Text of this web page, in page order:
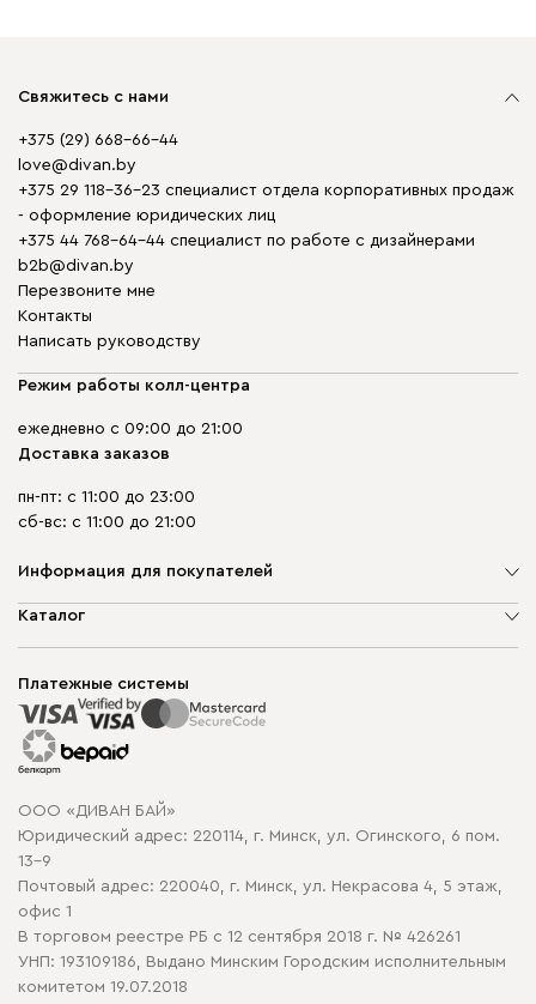
Свяжитесь с нами
+375 (29) 668-66-44
love@divan.by
+375 29 118-36-23 специалист отдела корпоративных продаж
- оформление юридических лиц
+375 44 768-64-44 специалист по работе с дизайнерами
b2b@divan.by
Перезвоните мне
Контакты
Написать руководству
Режим работы колл-центра
ежедневно с 09:00 до 21:00
Доставка заказов
пн-пт: с 11:00 до 23:00
сб-вс: с 11:00 до 21:00
Информация для покупателей
О компании
Способы оплаты
Рассрочка и кредит
Гарантия
Карта сайта
Политика конфиденциальности
Политика в отношении обработки cookie
Каталог
Корпусная мебель
Распродажа мебели
Платежные системы
ООО «ДИВАН БАЙ»
Юридический адрес: 220114, г. Минск, ул. Огинского, 6 пом.
13-9
Почтовый адрес: 220040, г. Минск, ул. Некрасова 4, 5 этаж,
офис 1
В торговом реестре РБ с 12 сентября 2018 г. № 426261
УНП: 193109186, Выдано Минским Городским исполнительным
комитетом 19.07.2018